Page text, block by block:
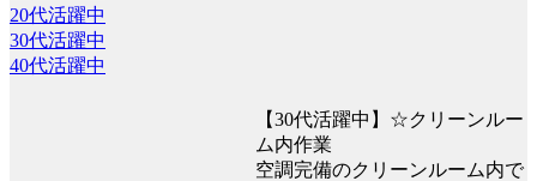
20代活躍中
30代活躍中
40代活躍中
【30代活躍中】☆クリーンルー
ム内作業
空調完備のクリーンルーム内で